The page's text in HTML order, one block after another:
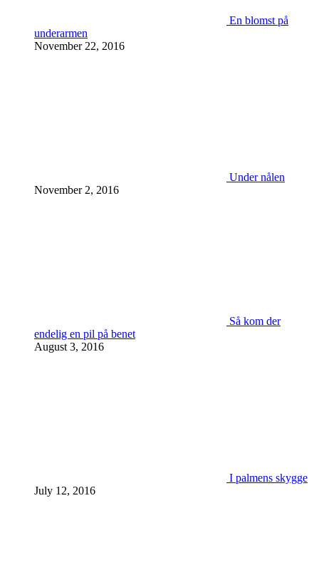
En blomst på
underarmen
November 22, 2016
Under nålen
November 2, 2016
Så kom der
endelig en pil på benet
August 3, 2016
I palmens skygge
July 12, 2016